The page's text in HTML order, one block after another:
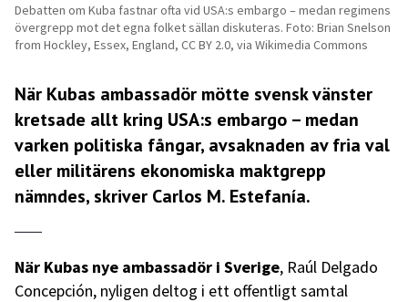
Debatten om Kuba fastnar ofta vid USA:s embargo – medan regimens
övergrepp mot det egna folket sällan diskuteras. Foto: Brian Snelson
from Hockley, Essex, England, CC BY 2.0, via Wikimedia Commons
När Kubas ambassadör mötte svensk vänster
kretsade allt kring USA:s embargo – medan
varken politiska fångar, avsaknaden av fria val
eller militärens ekonomiska maktgrepp
nämndes, skriver Carlos M. Estefanía.
När Kubas nye ambassadör i Sverige, Raúl Delgado
Concepción, nyligen deltog i ett offentligt samtal